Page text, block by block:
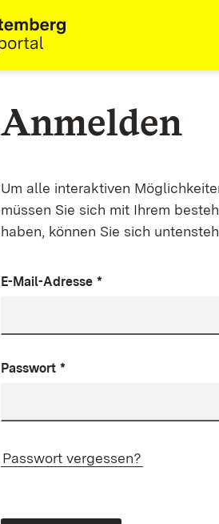
Anmelden
Um alle interaktiven
müssen Sie sich mit Ihrem
haben, können Sie sich
E-Mail-Adresse *
Passwort *
Passwort vergessen?